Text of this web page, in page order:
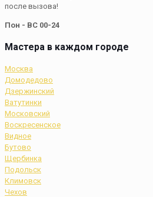
после вызова!
Пон - ВС 00-24
Мастера в каждом городе
Москва
Домодедово
Дзержинский
Ватутинки
Московский
Воскресенское
Видное
Бутово
Щербинка
Подольск
Климовск
Чехов